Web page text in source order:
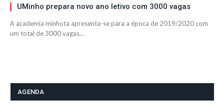
UMinho prepara novo ano letivo com 3000 vagas
A academia minhota apresenta-se para a época de 2019/2020 com
um total de 3000 vagas…
AGENDA